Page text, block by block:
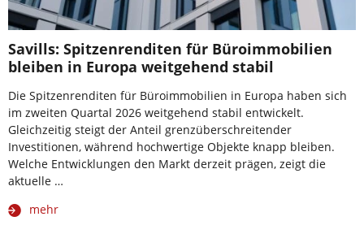
Savills: Spitzenrenditen für Büroimmobilien
bleiben in Europa weitgehend stabil
Die Spitzenrenditen für Büroimmobilien in Europa haben sich
im zweiten Quartal 2026 weitgehend stabil entwickelt.
Gleichzeitig steigt der Anteil grenzüberschreitender
Investitionen, während hochwertige Objekte knapp bleiben.
Welche Entwicklungen den Markt derzeit prägen, zeigt die
aktuelle …
mehr